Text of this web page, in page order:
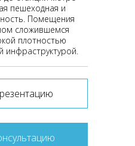
пешеходная и
Помещения
сложившемся
плотностью
инфраструктурой.